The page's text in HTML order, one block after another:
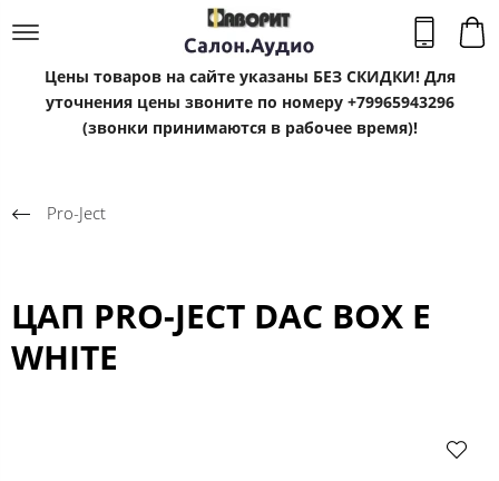
Цены товаров на сайте указаны БЕЗ СКИДКИ! Для
уточнения цены звоните по номеру +79965943296
(звонки принимаются в рабочее время)!
Pro-Ject
ЦАП PRO-JECT DAC BOX E
WHITE